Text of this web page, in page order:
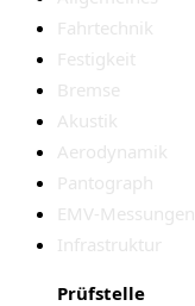
Fahrtechnik
Festigkeit
Bremse
Akustik
Aerodynamik
Pantograph
EMV-Messungen
Infrastruktur
Prüfstelle